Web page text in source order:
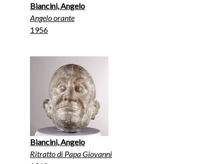
Biancini, Angelo
Angelo orante
1956
Biancini, Angelo
Ritratto di Papa Giovanni